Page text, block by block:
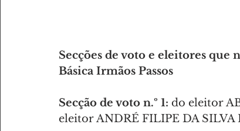
Secções de voto e eleitores que
Básica Irmãos Passos
Secção de voto n.º 1: do eleitor
eleitor ANDRÉ FILIPE DA SILVA